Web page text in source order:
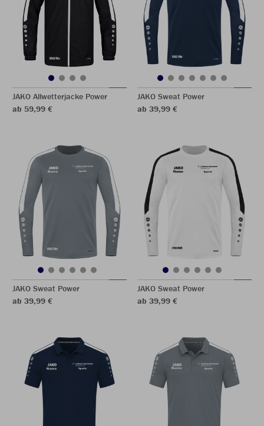
JAKO Allwetterjacke Power
ab 59,99 €
JAKO Sweat Power
ab 39,99 €
JAKO Sweat Power
ab 39,99 €
JAKO Sweat Power
ab 39,99 €